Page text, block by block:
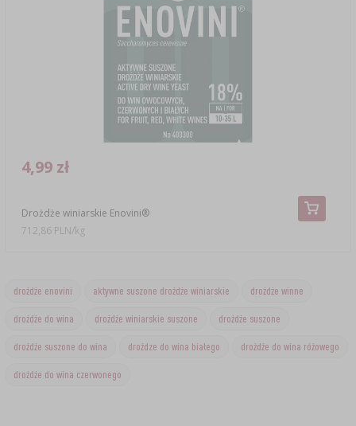
Drożdże winiarskie Enovini®
4,99 zł
712,86 PLN/kg
drożdże enovini aktywne suszone drożdże winiarskie drożdże winne
drożdże do wina drożdże winiarskie suszone drożdże suszone
drożdże suszone do wina drożdze do wina białego drożdże do wina różowego
drożdże do wina czerwonego